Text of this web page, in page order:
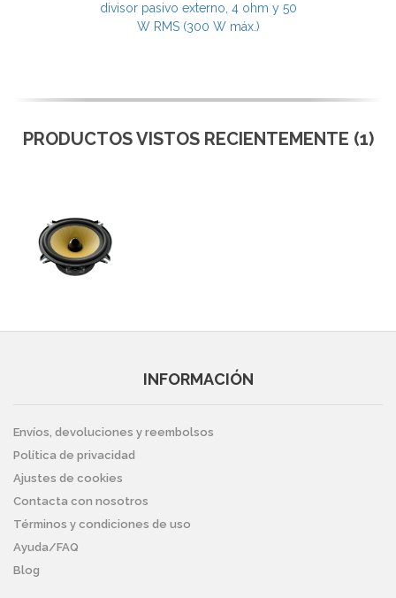
divisor pasivo externo, 4 ohm y 50
W RMS (300 W máx.)
PRODUCTOS VISTOS RECIENTEMENTE (1)
INFORMACIÓN
Envíos, devoluciones y reembolsos
Política de privacidad
Ajustes de cookies
Contacta con nosotros
Términos y condiciones de uso
Ayuda/FAQ
Blog